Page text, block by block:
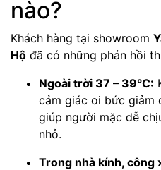
nào?
Khách hàng tại showroom
Hộ đã có những phản hồi
Ngoài trời 37 – 39°C:
cảm giác oi bức giảm
giúp người mặc dễ
nhỏ.
Trong nhà kính, công